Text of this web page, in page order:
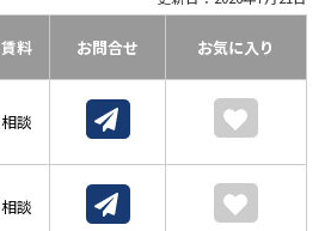
賃料 お問合せ お気に入り
相談
相談